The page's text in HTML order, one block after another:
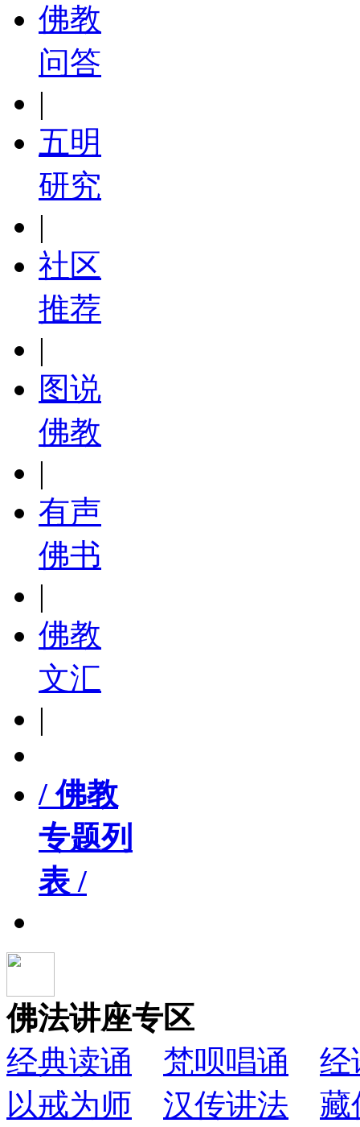
佛教
问答
|
五明
研究
|
社区
推荐
|
图说
佛教
|
有声
佛书
|
佛教
文汇
|
/ 佛教
专题列
表 /
佛法讲座专区
经典读诵
梵呗唱诵
经
以戒为师
汉传讲法 藏